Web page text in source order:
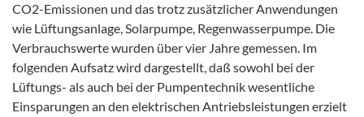
CO2-Emissionen und das trotz zusätzlicher Anwendungen
wie Lüftungsanlage, Solarpumpe, Regenwasserpumpe. Die
Verbrauchswerte wurden über vier Jahre gemessen. Im
folgenden Aufsatz wird dargestellt, daß sowohl bei der
Lüftungs- als auch bei der Pumpentechnik wesentliche
Einsparungen an den elektrischen Antriebsleistungen erzielt